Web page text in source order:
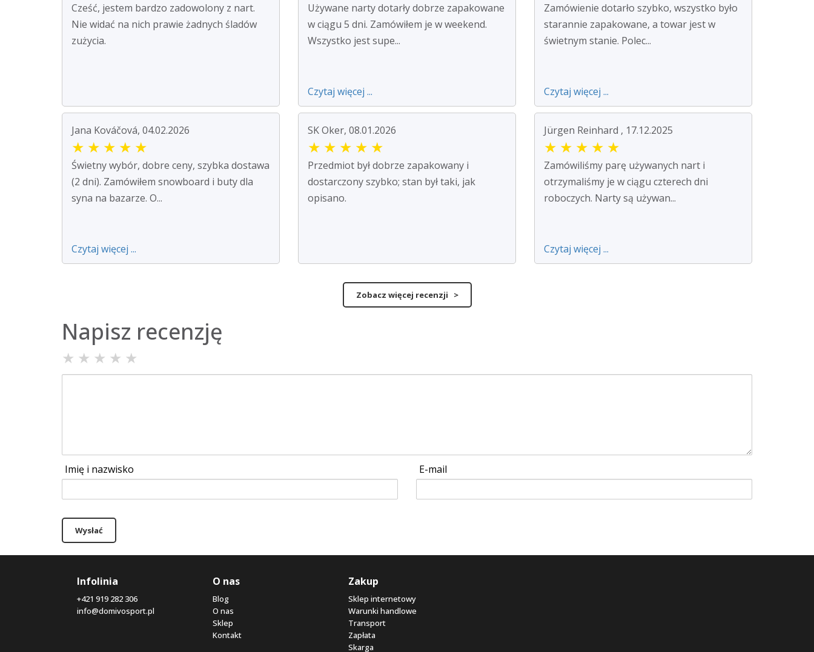
Cześć, jestem bardzo zadowolony z nart.
Nie widać na nich prawie żadnych śladów
zużycia.
Używane narty dotarły dobrze zapakowane
w ciągu 5 dni. Zamówiłem je w weekend.
Wszystko jest supe...
Czytaj więcej ...
Zamówienie dotarło szybko, wszystko było
starannie zapakowane, a towar jest w
świetnym stanie. Polec...
Czytaj więcej ...
Jana Kováčová, 04.02.2026
★ ★ ★ ★ ★
Świetny wybór, dobre ceny, szybka dostawa
(2 dni). Zamówiłem snowboard i buty dla
syna na bazarze. O...
Czytaj więcej ...
SK Oker, 08.01.2026
★ ★ ★ ★ ★
Przedmiot był dobrze zapakowany i
dostarczony szybko; stan był taki, jak
opisano.
Jürgen Reinhard , 17.12.2025
★ ★ ★ ★ ★
Zamówiliśmy parę używanych nart i
otrzymaliśmy je w ciągu czterech dni
roboczych. Narty są używan...
Czytaj więcej ...
Zobacz więcej recenzji >
Napisz recenzję
★ ★ ★ ★ ★
Imię i nazwisko E-mail
Wysłać
Infolinia
+421 919 282 306
info@domivosport.pl
O nas
Blog
O nas
Sklep
Kontakt
Zakup
Sklep internetowy
Warunki handlowe
Transport
Zapłata
Skarga